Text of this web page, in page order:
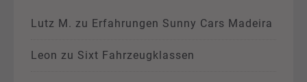
Lutz M. zu Erfahrungen Sunny Cars Madeira
Leon zu Sixt Fahrzeugklassen